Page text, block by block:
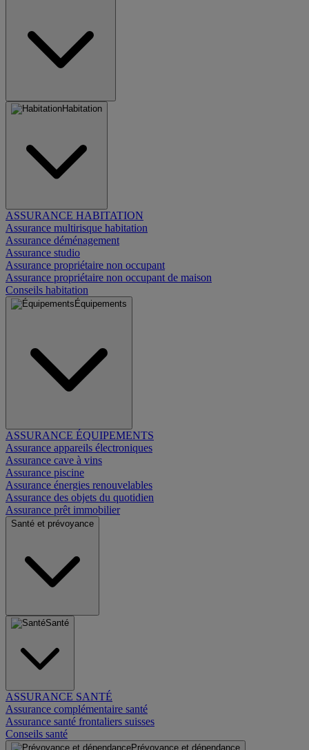
Habitation
ASSURANCE HABITATION
Assurance multirisque habitation
Assurance déménagement
Assurance studio
Assurance propriétaire non occupant
Assurance propriétaire non occupant de maison
Conseils habitation
Équipements
ASSURANCE ÉQUIPEMENTS
Assurance appareils électroniques
Assurance cave à vins
Assurance piscine
Assurance énergies renouvelables
Assurance des objets du quotidien
Assurance prêt immobilier
Santé et prévoyance
Santé
ASSURANCE SANTÉ
Assurance complémentaire santé
Assurance santé frontaliers suisses
Conseils santé
Prévoyance et dépendance